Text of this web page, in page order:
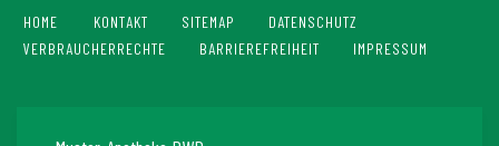
HOME KONTAKT SITEMAP
DATENSCHUTZ
VERBRAUCHERRECHTE
BARRIEREFREIHEIT IMPRESSUM